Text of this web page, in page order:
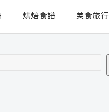
烘焙食譜 美食旅行